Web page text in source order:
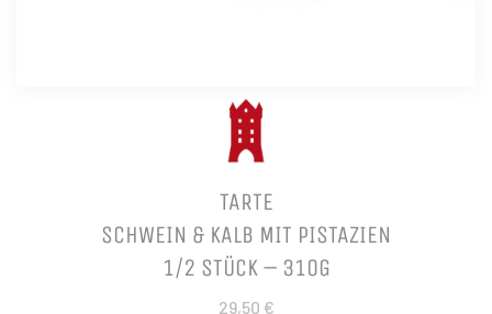
TARTE
SCHWEIN & KALB MIT PISTAZIEN
1/2 STÜCK – 310G
29,50 €